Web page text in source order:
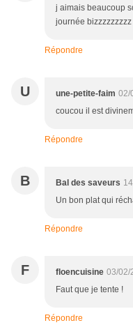
j aimais beaucoup
journée bizzzzzzzzz
Répondre
U une-petite-faim 02/
coucou il est
Répondre
B Bal des saveurs
Un bon plat qui
Répondre
F floencuisine 03/02/
Faut que je tente !
Répondre